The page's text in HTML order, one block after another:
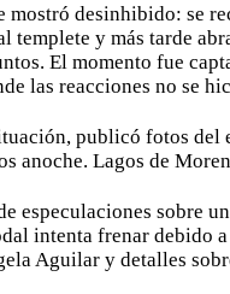
mostró desinhibido: se
templete y más tarde
El momento fue
las reacciones no se
publicó fotos del
anoche. Lagos de
especulaciones sobre
intenta frenar debido
Aguilar y detalles